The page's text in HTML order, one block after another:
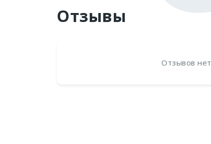
Отзывы
Отзывов нет